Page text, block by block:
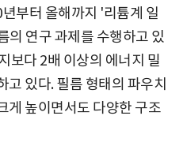
부터 올해까지 '리튬계 일
의 연구 과제를 수행하고 있
보다 2배 이상의 에너지 밀
고 있다. 필름 형태의 파우치
게 높이면서도 다양한 구조